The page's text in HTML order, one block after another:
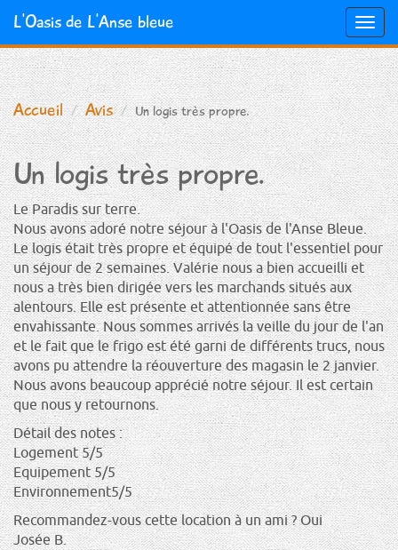
Aller
au
contenu
principal
L'Oasis de L'Anse bleue
Accueil Avis Un logis très propre.
Un logis très propre.
Le Paradis sur terre.
Nous avons adoré notre séjour à l'Oasis de l'Anse Bleue.
Le logis était très propre et équipé de tout l'essentiel pour
un séjour de 2 semaines. Valérie nous a bien accueilli et
nous a très bien dirigée vers les marchands situés aux
alentours. Elle est présente et attentionnée sans être
envahissante. Nous sommes arrivés la veille du jour de l'an
et le fait que le frigo est été garni de différents trucs, nous
avons pu attendre la réouverture des magasin le 2 janvier.
Nous avons beaucoup apprécié notre séjour. Il est certain
que nous y retournons.
Détail des notes :
Logement 5/5
Equipement 5/5
Environnement5/5
Recommandez-vous cette location à un ami ? Oui
Josée B.